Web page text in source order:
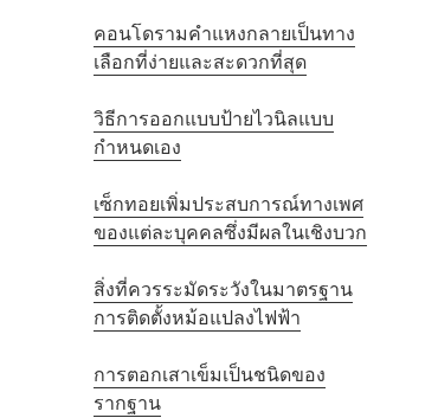
คอนโดรามคำแหงกลายเป็นทาง
เลือกที่ง่ายและสะดวกที่สุด
วิธีการออกแบบป้ายไวนิลแบบ
กำหนดเอง
เซ็กทอยเพิ่มประสบการณ์ทางเพศ
ของแต่ละบุคคลซึ่งมีผลในเชิงบวก
สิ่งที่ควรระมัดระวังในมาตรฐาน
การติดตั้งหม้อแปลงไฟฟ้า
การตอกเสาเข็มเป็นชนิดของ
รากฐาน